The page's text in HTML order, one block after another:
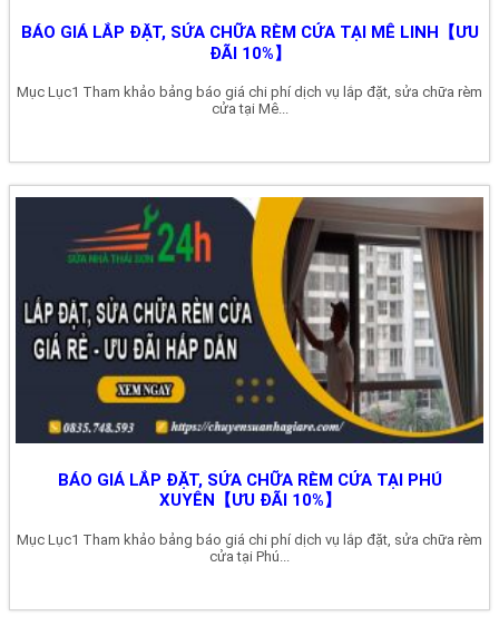
BÁO GIÁ LẮP ĐẶT, SỬA CHỮA RÈM CỬA TẠI MÊ LINH【ƯU
ĐÃI 10%】
Mục Lục1 Tham khảo bảng báo giá chi phí dịch vụ lắp đặt, sửa chữa rèm
cửa tại Mê...
BÁO GIÁ LẮP ĐẶT, SỬA CHỮA RÈM CỬA TẠI PHÚ
XUYÊN【ƯU ĐÃI 10%】
Mục Lục1 Tham khảo bảng báo giá chi phí dịch vụ lắp đặt, sửa chữa rèm
cửa tại Phú...